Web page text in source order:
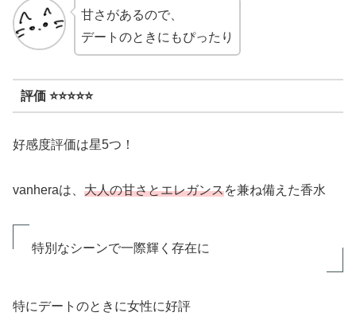
甘さがあるので、
デートのときにもぴったり
評価 ⭐⭐⭐⭐⭐
好感度評価は星5つ！
vanheraは、 大人の甘さとエレガンスを兼ね備えた香水
特別なシーンで一際輝く存在に
特にデートのときに女性に好評